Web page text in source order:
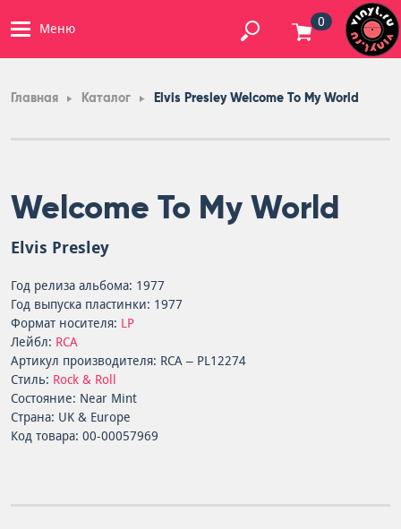
Меню 0
Главная Каталог Elvis Presley Welcome To My World
Welcome To My World
Elvis Presley
Год релиза альбома: 1977
Год выпуска пластинки: 1977
Формат носителя: LP
Лейбл: RCA
Артикул производителя: RCA – PL12274
Стиль: Rock & Roll
Состояние: Near Mint
Страна: UK & Europe
Код товара: 00-00057969